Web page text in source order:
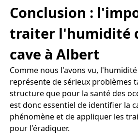
Conclusion :
traiter l'humidité
cave à Albert
Comme nous l'avons vu,
représente de sérieux problèmes
structure que pour la santé des
est donc essentiel de identifier la
phénomène et de appliquer les
pour l'éradiquer.